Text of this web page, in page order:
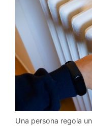
Una persona regola